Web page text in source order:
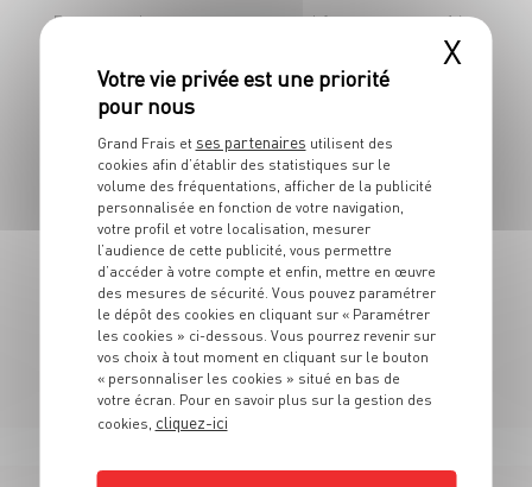
Pour postuler en apprentissage, il faut avoir entre 16
ans révolus ou avoir terminé sa classe de 3ème, et
moins de 30 ans.
Concernant l'inscription au CFA, vous devrez faire les
démarches d'inscription directement auprès du CFA.
Attention ! Certains CFA demandent des dossiers de
pré-inscription ! Rapprochez-vous de ces derniers.
N'hésitez pas à vous rendre au sein de nos rayons
pour découvrir notre univers.
X
Grand Frais et ses partenaires utilisent des
cookies afin d’établir des statistiques sur le
volume des fréquentations, afficher de la publicité
personnalisée en fonction de votre navigation,
votre profil et votre localisation, mesurer
l’audience de cette publicité, vous permettre
d’accéder à votre compte et enfin, mettre en œuvre
des mesures de sécurité. Vous pouvez paramétrer
le dépôt des cookies en cliquant sur « Paramétrer
les cookies » ci-dessous. Vous pourrez revenir sur
vos choix à tout moment en cliquant sur le bouton
« personnaliser les cookies » situé en bas de
votre écran. Pour en savoir plus sur la gestion des
cookies, cliquez-ici